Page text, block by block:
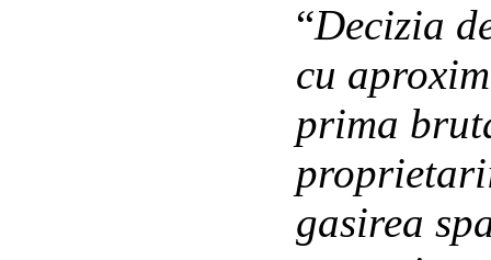
“Decizia
cu
prima
gasirea